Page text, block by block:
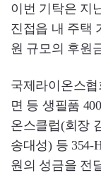
이번 기탁은 지
진접읍 내 주택
원 규모의 후원
국제라이온스
면 등 생필품
온스클럽(회장
송대성) 등 354-
원의 성금을 전